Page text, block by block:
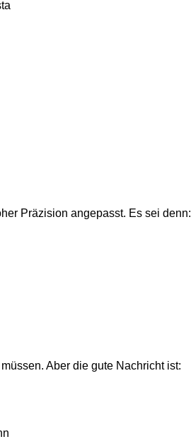
Präzision angepasst. Es sei denn:
Aber die gute Nachricht ist: